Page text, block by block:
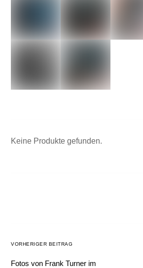
Keine Produkte gefunden.
VORHERIGER BEITRAG
Fotos von Frank Turner im